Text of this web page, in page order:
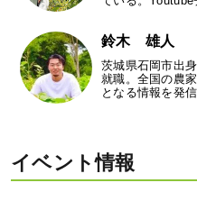
鈴木 雄人
茨城県石岡市出
就職。全国の農
となる情報を発
イベント情報